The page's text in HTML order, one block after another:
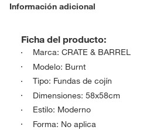
Información adicional
Ficha del producto:
Marca: CRATE & BARREL
Modelo: Burnt
Tipo: Fundas de cojín
Dimensiones: 58x58cm
Estilo: Moderno
Forma: No aplica